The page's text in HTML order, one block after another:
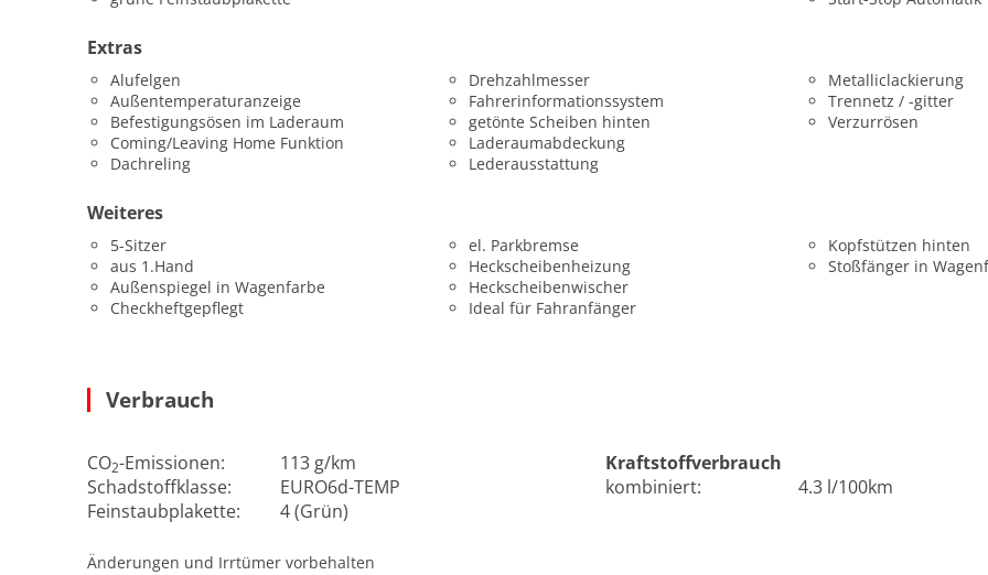
Extras
Alufelgen
Außentemperaturanzeige
Befestigungsösen im Laderaum
Coming/Leaving Home Funktion
Dachreling
Drehzahlmesser
Fahrerinformationssystem
getönte Scheiben hinten
Laderaumabdeckung
Lederausstattung
Metalliclackierung
Trennetz / -gitter
Verzurrösen
Weiteres
5-Sitzer
aus 1.Hand
Außenspiegel in Wagenfarbe
Checkheftgepflegt
el. Parkbremse
Heckscheibenheizung
Heckscheibenwischer
Ideal für Fahranfänger
Kopfstützen hinten
Stoßfänger in
Verbrauch
CO2-Emissionen:
113 g/km
Schadstoffklasse:
EURO6d-TEMP
Feinstaubplakette:
4 (Grün)
Kraftstoffverbrauch
kombiniert:
4.3 l/100km
Änderungen und Irrtümer vorbehalten